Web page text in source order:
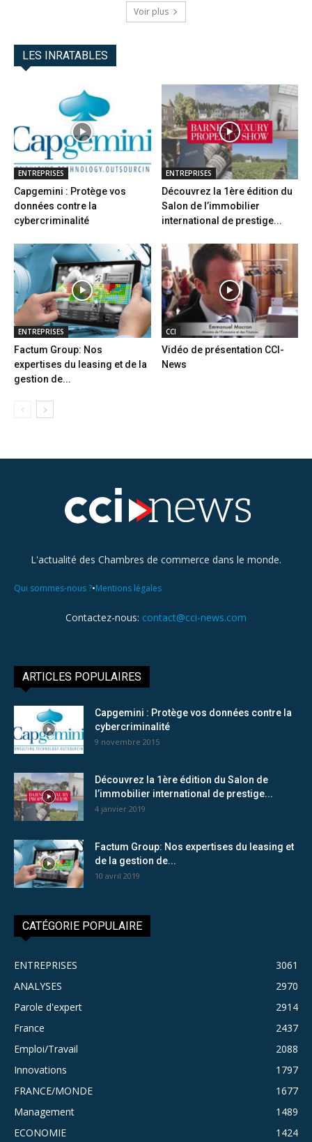
Voir plus
LES INRATABLES
ENTREPRISES
Capgemini : Protège vos
données contre la
cybercriminalité
ENTREPRISES
Découvrez la 1ère édition du
Salon de l’immobilier
international de prestige...
ENTREPRISES
Factum Group: Nos
expertises du leasing et de la
gestion de...
CCI
Vidéo de présentation CCI-
News
L'actualité des Chambres de commerce dans le monde.
Qui sommes-nous ?•Mentions légales
Contactez-nous: contact@cci-news.com
ARTICLES POPULAIRES
Capgemini : Protège vos données contre la
cybercriminalité
9 novembre 2015
Découvrez la 1ère édition du Salon de
l’immobilier international de prestige...
4 janvier 2019
Factum Group: Nos expertises du leasing et
de la gestion de...
10 avril 2019
CATÉGORIE POPULAIRE
ENTREPRISES
3061
ANALYSES
2970
Parole d'expert
2914
France
2437
Emploi/Travail
2088
Innovations
1797
FRANCE/MONDE
1677
Management
1489
ECONOMIE
1424